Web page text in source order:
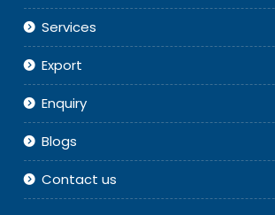
Services
Export
Enquiry
Blogs
Contact us